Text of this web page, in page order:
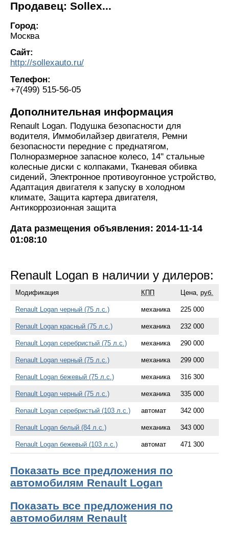
Продавец: Sollex...
Город:
Москва
Сайт:
http://sollexauto.ru/
Телефон:
+7(499) 515-56-05
Дополнительная информация
Renault Logan. Подушка безопасности для
водителя, Иммобилайзер двигателя, Ремни
безопасности передние с преднатягом,
Полноразмерное запасное колесо, 14'' стальные
колесные диски с колпаками, Тканевая обивка
сидений, Электронное противоугонное устройство,
Адаптация двигателя к запуску в холодном
климате, Защита картера двигателя,
Антикоррозионная защита
Дата размещения объявления: 2014-11-14
01:08:10
Renault Logan в наличии у дилеров:
Модификация КПП Цена, руб.
Renault Logan черный (75 л.с.) механика 225 000
Renault Logan красный (75 л.с.) механика 232 000
Renault Logan серебристый (75 л.с.) механика 290 000
Renault Logan черный (75 л.с.) механика 299 000
Renault Logan бежевый (75 л.с.) механика 316 300
Renault Logan черный (75 л.с.) механика 335 000
Renault Logan серебристый (103 л.с.) автомат 342 000
Renault Logan белый (84 л.с.) механика 343 000
Renault Logan бежевый (103 л.с.) автомат 471 300
Показать все предложения по
автомобилям Renault Logan
Показать все предложения по
автомобилям Renault